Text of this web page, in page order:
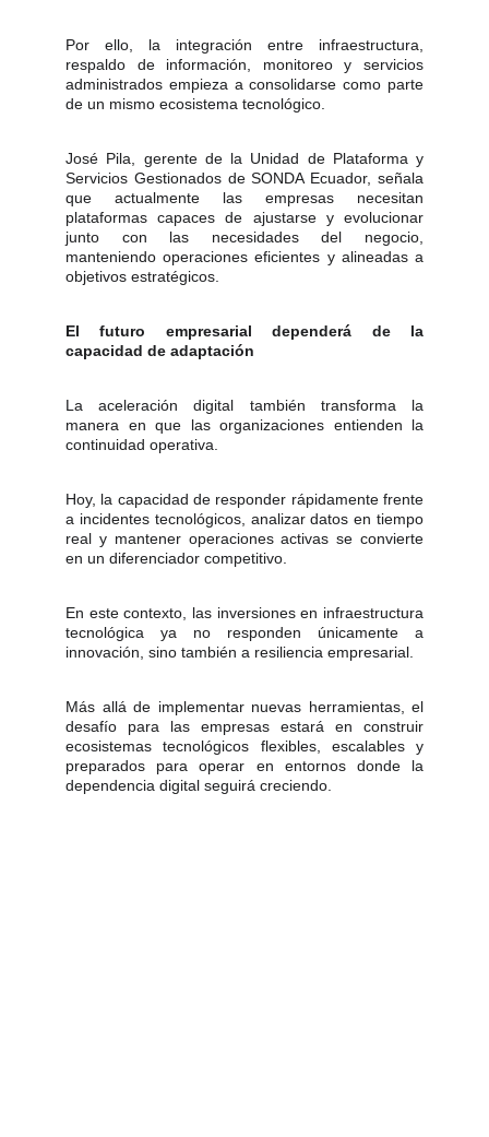
Por ello, la integración entre infraestructura,
respaldo de información, monitoreo y servicios
administrados empieza a consolidarse como parte
de un mismo ecosistema tecnológico.
José Pila, gerente de la Unidad de Plataforma y
Servicios Gestionados de SONDA Ecuador, señala
que actualmente las empresas necesitan
plataformas capaces de ajustarse y evolucionar
junto con las necesidades del negocio,
manteniendo operaciones eficientes y alineadas a
objetivos estratégicos.
El futuro empresarial dependerá de la
capacidad de adaptación
La aceleración digital también transforma la
manera en que las organizaciones entienden la
continuidad operativa.
Hoy, la capacidad de responder rápidamente frente
a incidentes tecnológicos, analizar datos en tiempo
real y mantener operaciones activas se convierte
en un diferenciador competitivo.
En este contexto, las inversiones en infraestructura
tecnológica ya no responden únicamente a
innovación, sino también a resiliencia empresarial.
Más allá de implementar nuevas herramientas, el
desafío para las empresas estará en construir
ecosistemas tecnológicos flexibles, escalables y
preparados para operar en entornos donde la
dependencia digital seguirá creciendo.